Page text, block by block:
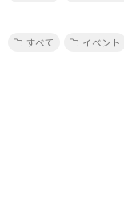
すべて
イベント